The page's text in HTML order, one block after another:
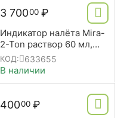
3 70000 ₽
Индикатор налёта Mira-
2-Ton раствор 60 мл,
miradent
КОД: 633655
В наличии
40000 ₽